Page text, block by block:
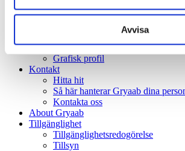
Avvisa
Företag och industri
Pressmeddelanden
Bildarkiv
Grafisk profil
Kontakt
Hitta hit
Så här hanterar Gryaab dina
Kontakta oss
About Gryaab
Tillgänglighet
Tillgänglighetsredogörelse
Tillsyn